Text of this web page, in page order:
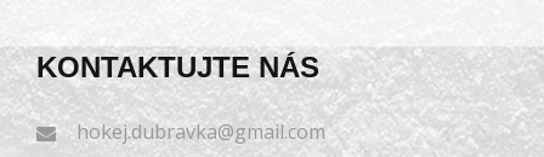
KONTAKTUJTE NÁS
hokej.dubravka@gmail.com